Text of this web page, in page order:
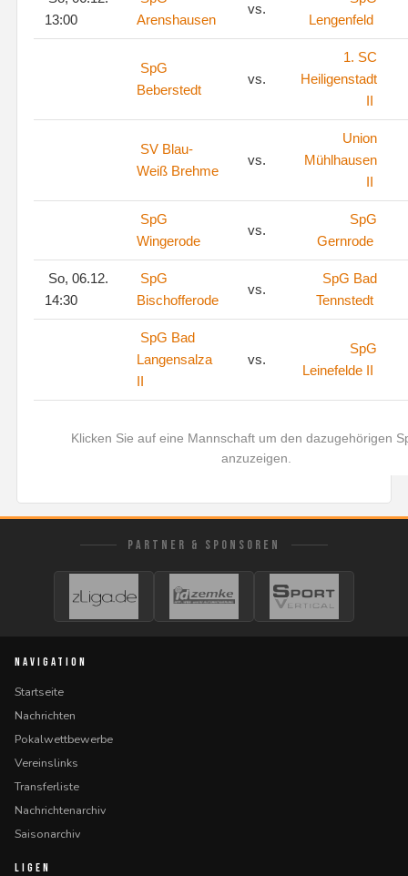
13:00
Arenshausen
vs.
Lengenfeld
SpG
Beberstedt
vs.
1. SC
Heiligenstadt
II
SV Blau-
Weiß Brehme
vs.
Union
Mühlhausen
II
SpG
Wingerode
vs.
SpG
Gernrode
So, 06.12.
14:30
SpG
Bischofferode
vs.
SpG Bad
Tennstedt
SpG Bad
Langensalza
II
vs.
SpG
Leinefelde II
Klicken Sie auf eine Mannschaft um den dazugehörigen
anzuzeigen.
PARTNER & SPONSOREN
NAVIGATION
Startseite
Nachrichten
Pokalwettbewerbe
Vereinslinks
Transferliste
Nachrichtenarchiv
Saisonarchiv
LIGEN